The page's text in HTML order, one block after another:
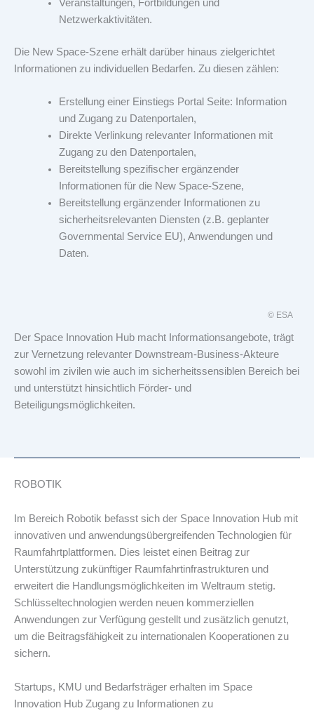
Veranstaltungen, Fortbildungen und
Netzwerkaktivitäten.
Die New Space-Szene erhält darüber hinaus zielgerichtet
Informationen zu individuellen Bedarfen. Zu diesen zählen:
Erstellung einer Einstiegs Portal Seite: Information
und Zugang zu Datenportalen,
Direkte Verlinkung relevanter Informationen mit
Zugang zu den Datenportalen,
Bereitstellung spezifischer ergänzender
Informationen für die New Space-Szene,
Bereitstellung ergänzender Informationen zu
sicherheitsrelevanten Diensten (z.B. geplanter
Governmental Service EU), Anwendungen und
Daten.
© ESA
Der Space Innovation Hub macht Informationsangebote, trägt
zur Vernetzung relevanter Downstream-Business-Akteure
sowohl im zivilen wie auch im sicherheitssensiblen Bereich bei
und unterstützt hinsichtlich Förder- und
Beteiligungsmöglichkeiten.
ROBOTIK
Im Bereich Robotik befasst sich der Space Innovation Hub mit
innovativen und anwendungsübergreifenden Technologien für
Raumfahrtplattformen. Dies leistet einen Beitrag zur
Unterstützung zukünftiger Raumfahrtinfrastrukturen und
erweitert die Handlungsmöglichkeiten im Weltraum stetig.
Schlüsseltechnologien werden neuen kommerziellen
Anwendungen zur Verfügung gestellt und zusätzlich genutzt,
um die Beitragsfähigkeit zu internationalen Kooperationen zu
sichern.
Startups, KMU und Bedarfsträger erhalten im Space
Innovation Hub Zugang zu Informationen zu